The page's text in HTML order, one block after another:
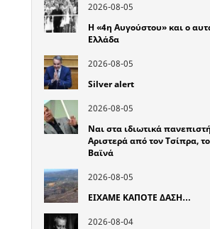
2026-08-05
Η «4η Αυγούστου» και ο
Ελλάδα
2026-08-05
Silver alert
2026-08-05
Ναι στα ιδιωτικά
Αριστερά από τον Τσίπρα,
Βαϊνά
2026-08-05
ΕΙΧΑΜΕ ΚΑΠΟΤΕ ΔΑΣΗ…
2026-08-04